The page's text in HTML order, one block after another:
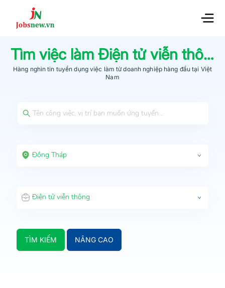
Tìm việc làmĐiện tử viễn thông
Hàng nghìn tin tuyển dụng việc làm từdoanh nghiệp hàng đầu tại Việt
Nam
Đồng Tháp
Điện tử viễn thông
TÌM KIẾM NÂNG CAO